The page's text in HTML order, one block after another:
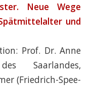
Neue Wege
und
Prof. Dr. Anne
Saarlandes,
(Friedrich-Spee-